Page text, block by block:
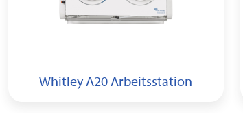
Whitley A20 Arbeitsstation